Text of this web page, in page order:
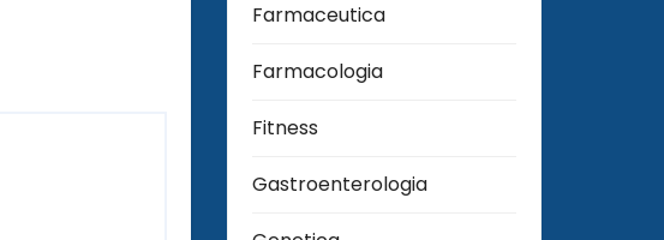
Farmaceutica
Farmacologia
Fitness
Gastroenterologia